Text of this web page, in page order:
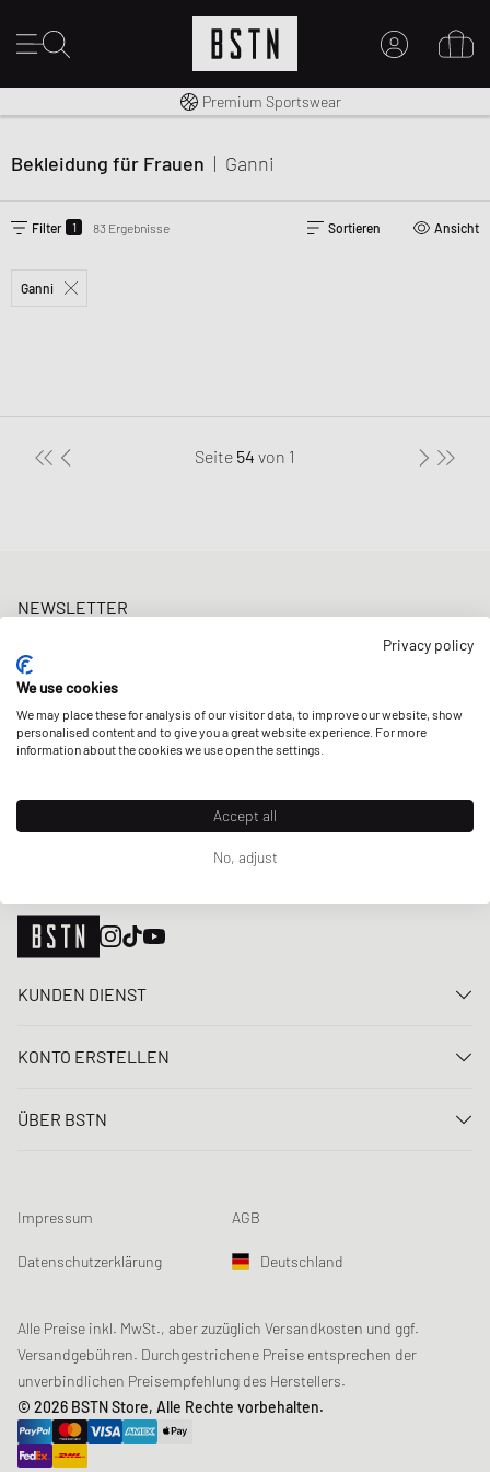
EINEN ACCOUNT ERSTELLEN
Kostenloser Versand nach DE ab € 70
Premium Sportswear
Bekleidung für Frauen | Ganni
Filter 1 83 Ergebnisse Sortieren Ansicht
Ganni
Seite 54 von 1
NEWSLETTER
Raffles & New Arrivals. Registriere dich jetzt!
E-Mail-Adresse
JETZT ANMELDEN
UNSERE STORES
KUNDEN DIENST
FAQ
Loyalty Program
Produktsicherheit
KONTO ERSTELLEN
Registrieren
Newsletter-Registrierung
Datenerfassung
ÜBER BSTN
Chronicles
Sustainability
Studentenrabatt: Unidays
Studentenrabatt: Studentbeans
Studentenrabatt: EDiU
Gutscheine & Aktionen
Impressum AGB
Datenschutzerklärung Deutschland
Alle Preise inkl. MwSt., aber zuzüglich Versandkosten und ggf.
Versandgebühren. Durchgestrichene Preise entsprechen der
unverbindlichen Preisempfehlung des Herstellers.
© 2026 BSTN Store, Alle Rechte vorbehalten.
Privacy policy
We use cookies
We may place these for analysis of our visitor data, to improve our website, show
personalised content and to give you a great website experience. For more
information about the cookies we use open the settings.
Accept all
No, adjust